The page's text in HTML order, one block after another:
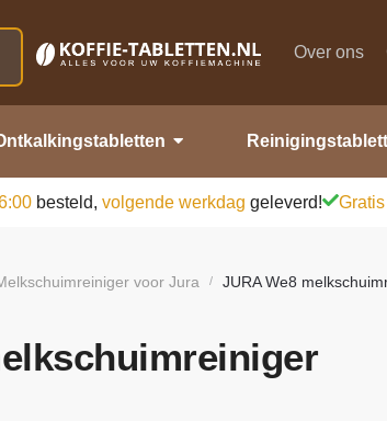
Over ons
besteld, volgende werkdag geleverd! Gratis
voor Jura / JURA We8